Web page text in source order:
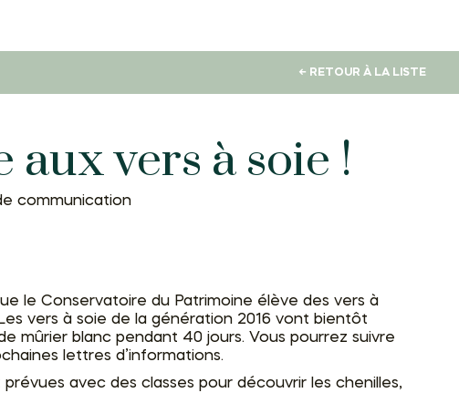
← RETOUR À LA LISTE
aux vers à soie !
communication
le Conservatoire du Patrimoine élève des vers à
vers à soie de la génération 2016 vont bientôt
mûrier blanc pendant 40 jours. Vous pourrez suivre
lettres d’informations.
avec des classes pour découvrir les chenilles,